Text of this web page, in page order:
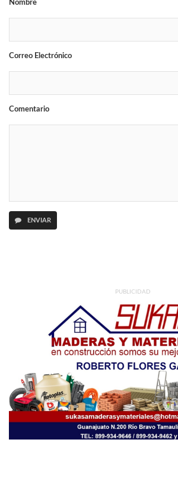
Nombre
Correo Electrónico
Comentario
ENVIAR
PUBLICIDAD